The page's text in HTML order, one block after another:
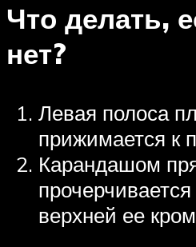
Что делать,
нет?
Левая полоса
прижимается к
Карандашом
верхней ее